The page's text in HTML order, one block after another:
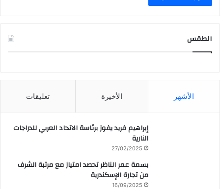
الطقس
الأشهر الأخيرة تعليقات
إبراهيم فريد يفوز برئاسة الاتحاد العربي للدراجات
النارية
27/02/2025
بسمة عمر الناظر تحصد امتياز مع مرتبة الشرف
من تجارة الإسكندرية
16/09/2025